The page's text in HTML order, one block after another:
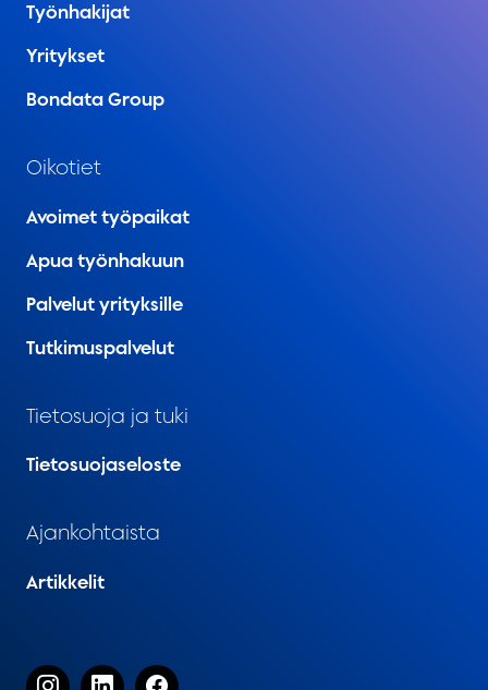
Työnhakijat
Yritykset
Bondata Group
Oikotiet
Avoimet työpaikat
Apua työnhakuun
Palvelut yrityksille
Tutkimuspalvelut
Tietosuoja ja tuki
Tietosuojaseloste
Ajankohtaista
Artikkelit